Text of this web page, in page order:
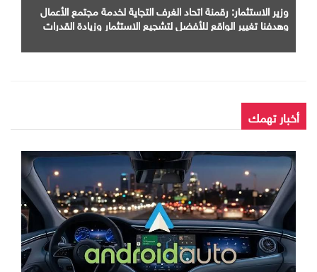
وزير الاستثمار: رقمنة اتحاد الغرف التجاية لخدمة مجتمع الأعمال
وهدفنا تغيير الواقع للأفضل لتشجيع الاستثمار وزيادة القدرات
أخبار تهمك